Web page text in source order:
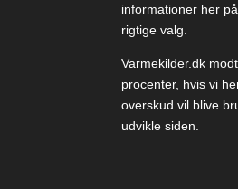
informationer her
rigtige valg.
Varmekilder.dk
procenter, hvis vi
overskud vil blive
udvikle siden.